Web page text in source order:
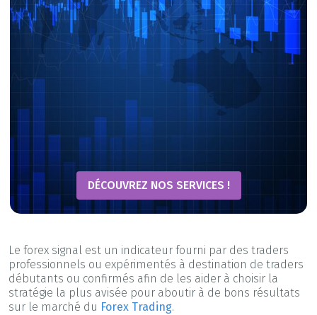
DÉCOUVREZ NOS SERVICES !
Le forex signal est un indicateur fourni par des traders
professionnels ou expérimentés à destination de traders
débutants ou confirmés afin de les aider à choisir la
stratégie la plus avisée pour aboutir à de bons résultats
sur le marché du Forex Trading.